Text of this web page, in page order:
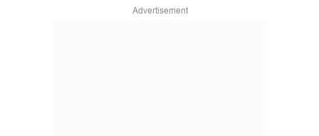
Advertisement